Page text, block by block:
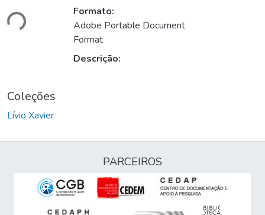
Formato:
Adobe Portable Document
Format
Descrição:
Coleções
Lívio Xavier
PARCEIROS